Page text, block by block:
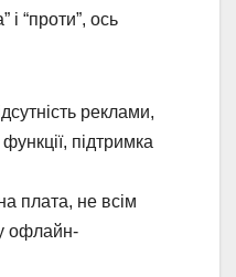
і “проти”, ось
реклами,
підтримка
плата, не всім
офлайн-